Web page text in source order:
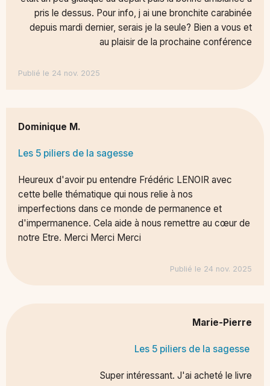
pris le dessus. Pour info, j ai une bronchite carabinée
depuis mardi dernier, serais je la seule? Bien a vous et
au plaisir de la prochaine conférence
Publié le 24 nov. 2025
Dominique M.
Les 5 piliers de la sagesse
Heureux d'avoir pu entendre Frédéric LENOIR avec
cette belle thématique qui nous relie à nos
imperfections dans ce monde de permanence et
d'impermanence. Cela aide à nous remettre au cœur de
notre Etre. Merci Merci Merci
Publié le 24 nov. 2025
Marie-Pierre
Les 5 piliers de la sagesse
Super intéressant. J'ai acheté le livre